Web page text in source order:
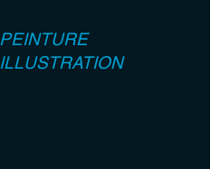
PEINTURE
ILLUSTRATION